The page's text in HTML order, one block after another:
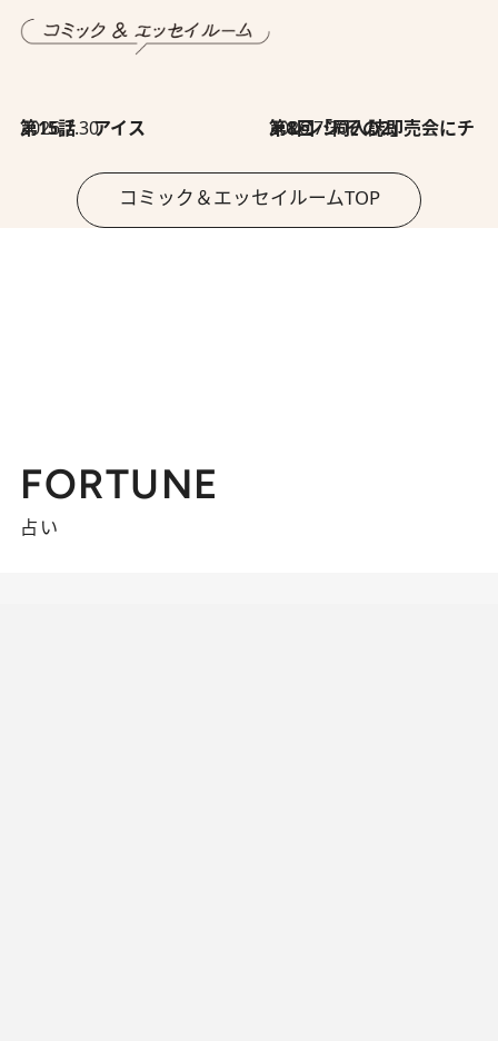
2026.7.30
第15話 アイス 2026.7.30
第8回「同人誌即売会にチャレンジ その2」
コミック＆エッセイルームTOP
FORTUNE
占い